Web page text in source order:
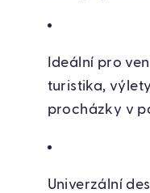
Ideální pro
turistika,
procházky v
Univerzální